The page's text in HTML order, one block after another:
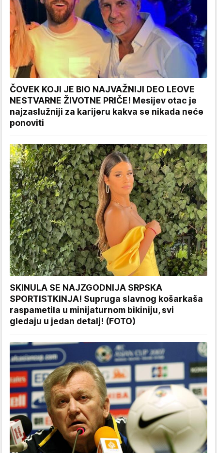
ČOVEK KOJI JE BIO NAJVAŽNIJI DEO LEOVE
NESTVARNE ŽIVOTNE PRIČE! Mesijev otac je
najzaslužniji za karijeru kakva se nikada neće
ponoviti
SKINULA SE NAJZGODNIJA SRPSKA
SPORTISTKINJA! Supruga slavnog košarkaša
raspametila u minijaturnom bikiniju, svi
gledaju u jedan detalj! (FOTO)